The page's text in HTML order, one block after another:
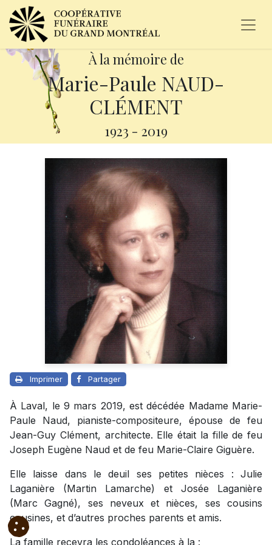
À la mémoire de
Marie-Paule NAUD-
CLÉMENT
1923 - 2019
Imprimer Partager
À Laval, le 9 mars 2019, est décédée Madame Marie-
Paule Naud, pianiste-compositeure, épouse de feu
Jean-Guy Clément, architecte. Elle était la fille de feu
Joseph Eugène Naud et de feu Marie-Claire Giguère.
Elle laisse dans le deuil ses petites nièces : Julie
Laganière (Martin Lamarche) et Josée Laganière
(Marc Gagné), ses neveux et nièces, ses cousins
cousines, et d’autres proches parents et amis.
La famille recevra les condoléances à la :